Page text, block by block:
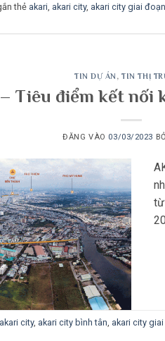
thẻ akari akari city, akari city giai
TIN DỰ ÁN ,TIN THỊ
Tiêu điểm kết nối
ĐĂNG VÀO 03/03/2023
akari city, akari city bình tân akari city